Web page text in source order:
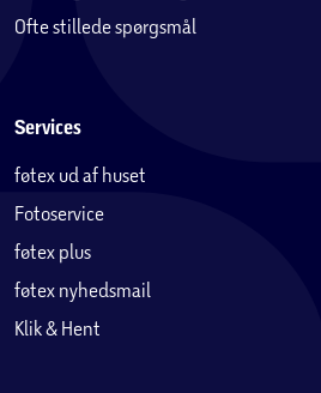
Ofte stillede spørgsmål
Services
føtex ud af huset
Fotoservice
føtex plus
føtex nyhedsmail
Klik & Hent